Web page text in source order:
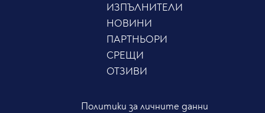
ИЗПЪЛНИТЕЛИ
НОВИНИ
ПАРТНЬОРИ
СРЕЩИ
ОТЗИВИ
Политики за личните данни